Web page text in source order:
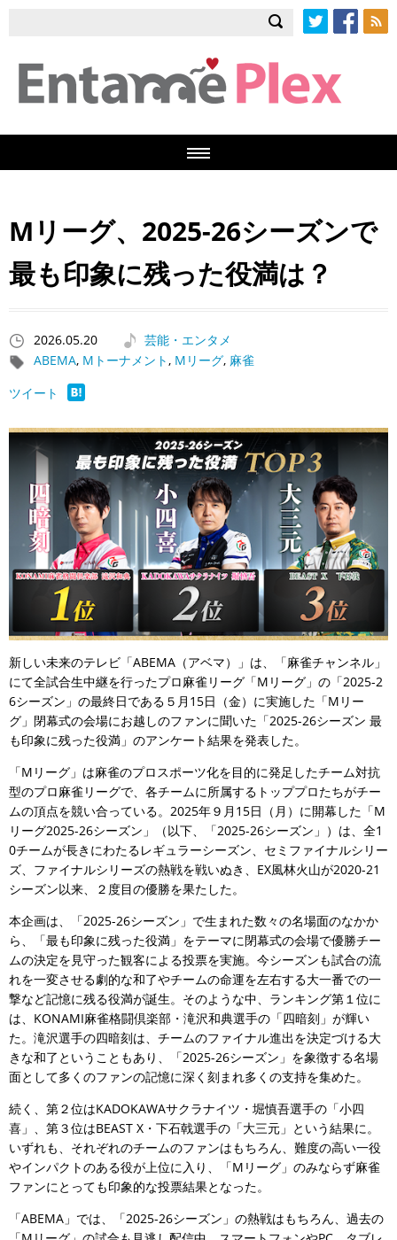
Mリーグ、2025-26シーズンで
最も印象に残った役満は？
2026.05.20
芸能・エンタメ
ABEMA, Mトーナメント, Mリーグ, 麻雀
ツイート
新しい未来のテレビ「ABEMA（アベマ）」は、「麻雀チャンネル」
にて全試合生中継を行ったプロ麻雀リーグ「Mリーグ」の「2025-2
6シーズン」の最終日である５月15日（金）に実施した「Mリー
グ」閉幕式の会場にお越しのファンに聞いた「2025-26シーズン 最
も印象に残った役満」のアンケート結果を発表した。
「Mリーグ」は麻雀のプロスポーツ化を目的に発足したチーム対抗
型のプロ麻雀リーグで、各チームに所属するトッププロたちがチー
ムの頂点を競い合っている。2025年９月15日（月）に開幕した「M
リーグ2025-26シーズン」（以下、「2025-26シーズン」）は、全1
0チームが長きにわたるレギュラーシーズン、セミファイナルシリー
ズ、ファイナルシリーズの熱戦を戦いぬき、EX風林火山が2020-21
シーズン以来、２度目の優勝を果たした。
本企画は、「2025-26シーズン」で生まれた数々の名場面のなかか
ら、「最も印象に残った役満」をテーマに閉幕式の会場で優勝チー
ムの決定を見守った観客による投票を実施。今シーズンも試合の流
れを一変させる劇的な和了やチームの命運を左右する大一番での一
撃など記憶に残る役満が誕生。そのような中、ランキング第１位に
は、KONAMI麻雀格闘倶楽部・滝沢和典選手の「四暗刻」が輝い
た。滝沢選手の四暗刻は、チームのファイナル進出を決定づける大
きな和了ということもあり、「2025-26シーズン」を象徴する名場
面として多くのファンの記憶に深く刻まれ多くの支持を集めた。
続く、第２位はKADOKAWAサクラナイツ・堀慎吾選手の「小四
喜」、第３位はBEAST X・下石戟選手の「大三元」という結果に。
いずれも、それぞれのチームのファンはもちろん、難度の高い一役
やインパクトのある役が上位に入り、「Mリーグ」のみならず麻雀
ファンにとっても印象的な投票結果となった。
「ABEMA」では、「2025-26シーズン」の熱戦はもちろん、過去の